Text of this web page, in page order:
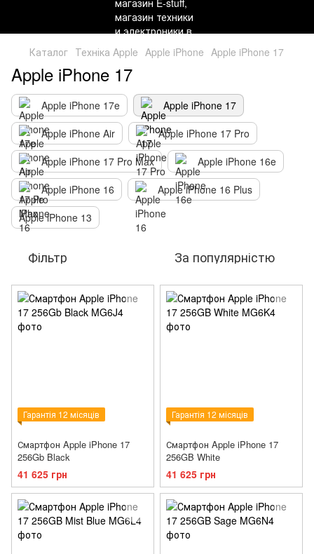
Каталог Техніка Apple Apple iPhone Apple iPhone 17
Apple iPhone 17
Apple iPhone 17e
Apple iPhone 17
Apple iPhone Air
Apple iPhone 17 Pro
Apple iPhone 17 Pro Max
Apple iPhone 16e
Apple iPhone 16
Apple iPhone 16 Plus
Apple iPhone 13
Фільтр За популярністю
Гарантія 12 місяців
Смартфон Apple iPhone 17
256Gb Black
41 625 грн
Гарантія 12 місяців
Смартфон Apple iPhone 17
256GB White
41 625 грн